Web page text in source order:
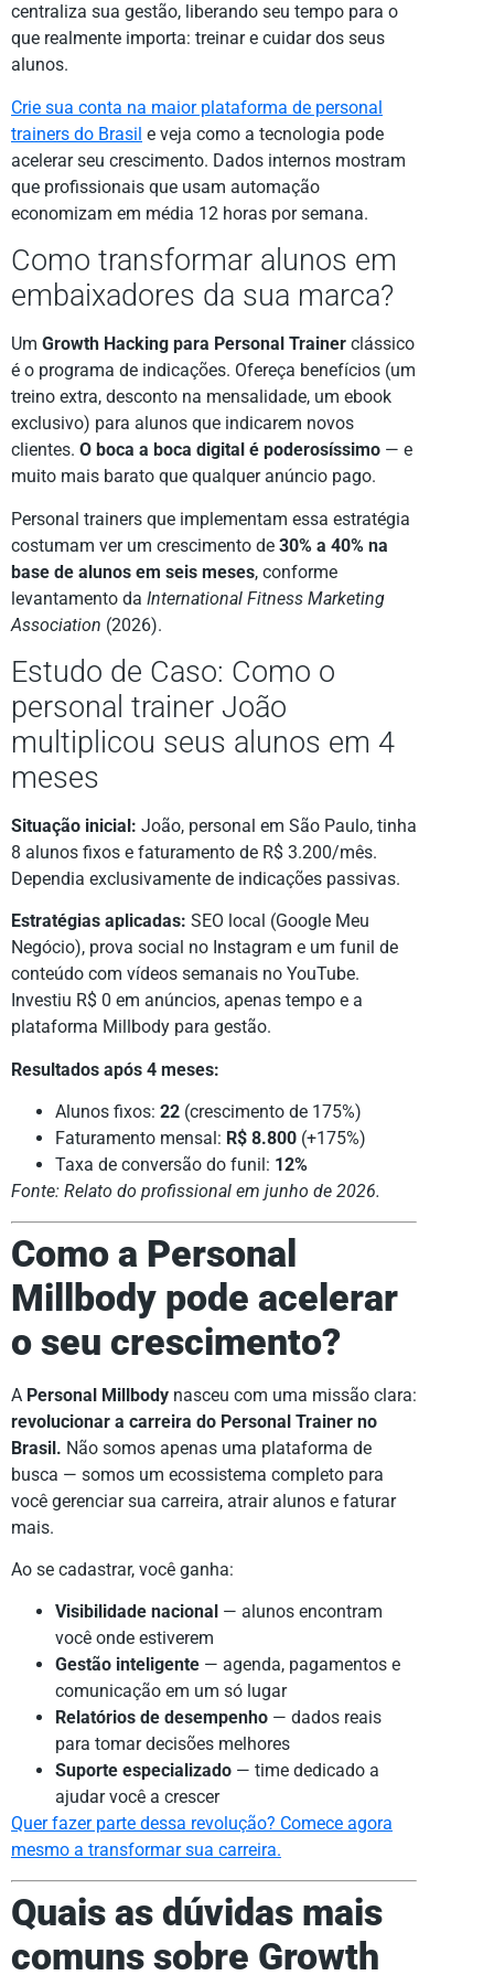
centraliza sua gestão, liberando seu tempo para o
que realmente importa: treinar e cuidar dos seus
alunos.
Crie sua conta na maior plataforma de personal
trainers do Brasil e veja como a tecnologia pode
acelerar seu crescimento. Dados internos mostram
que profissionais que usam automação
economizam em média 12 horas por semana.
Como transformar alunos em
embaixadores da sua marca?
Um Growth Hacking para Personal Trainer clássico
é o programa de indicações. Ofereça benefícios (um
treino extra, desconto na mensalidade, um ebook
exclusivo) para alunos que indicarem novos
clientes. O boca a boca digital é poderosíssimo — e
muito mais barato que qualquer anúncio pago.
Personal trainers que implementam essa estratégia
costumam ver um crescimento de 30% a 40% na
base de alunos em seis meses, conforme
levantamento da International Fitness Marketing
Association (2026).
Estudo de Caso: Como o
personal trainer João
multiplicou seus alunos em 4
meses
Situação inicial: João, personal em São Paulo, tinha
8 alunos fixos e faturamento de R$ 3.200/mês.
Dependia exclusivamente de indicações passivas.
Estratégias aplicadas: SEO local (Google Meu
Negócio), prova social no Instagram e um funil de
conteúdo com vídeos semanais no YouTube.
Investiu R$ 0 em anúncios, apenas tempo e a
plataforma Millbody para gestão.
Resultados após 4 meses:
Alunos fixos: 22 (crescimento de 175%)
Faturamento mensal: R$ 8.800 (+175%)
Taxa de conversão do funil: 12%
Fonte: Relato do profissional em junho de 2026.
Como a Personal
Millbody pode acelerar
o seu crescimento?
A Personal Millbody nasceu com uma missão clara:
revolucionar a carreira do Personal Trainer no
Brasil. Não somos apenas uma plataforma de
busca — somos um ecossistema completo para
você gerenciar sua carreira, atrair alunos e faturar
mais.
Ao se cadastrar, você ganha:
Visibilidade nacional — alunos encontram
você onde estiverem
Gestão inteligente — agenda, pagamentos e
comunicação em um só lugar
Relatórios de desempenho — dados reais
para tomar decisões melhores
Suporte especializado — time dedicado a
ajudar você a crescer
Quer fazer parte dessa revolução? Comece agora
mesmo a transformar sua carreira.
Quais as dúvidas mais
comuns sobre Growth